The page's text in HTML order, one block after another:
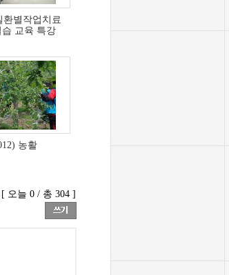
환별작업치료
습 교육 특강
농활
오늘 0 / 총 304 ]